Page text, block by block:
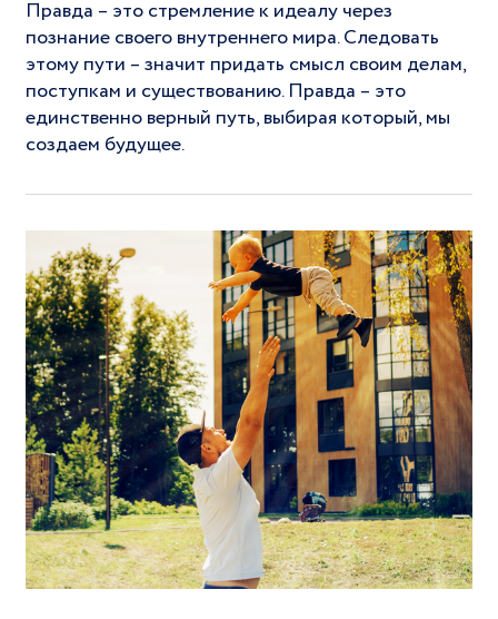
Правда – это стремление к идеалу через
познание своего внутреннего мира. Следовать
этому пути – значит придать смысл своим делам,
поступкам и существованию. Правда – это
единственно верный путь, выбирая который, мы
создаем будущее.